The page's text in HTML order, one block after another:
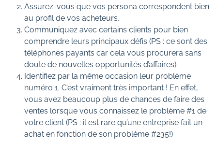
Assurez-vous que vos persona correspondent bien
au profil de vos acheteurs,
Communiquez avec certains clients pour bien
comprendre leurs principaux défis (PS : ce sont des
téléphones payants car cela vous procurera sans
doute de nouvelles opportunités d’affaires)
Identifiez par la même occasion leur problème
numéro 1. C’est vraiment très important ! En effet,
vous avez beaucoup plus de chances de faire des
ventes lorsque vous connaissez le problème #1 de
votre client (PS : il est rare qu’une entreprise fait un
achat en fonction de son problème #235!)